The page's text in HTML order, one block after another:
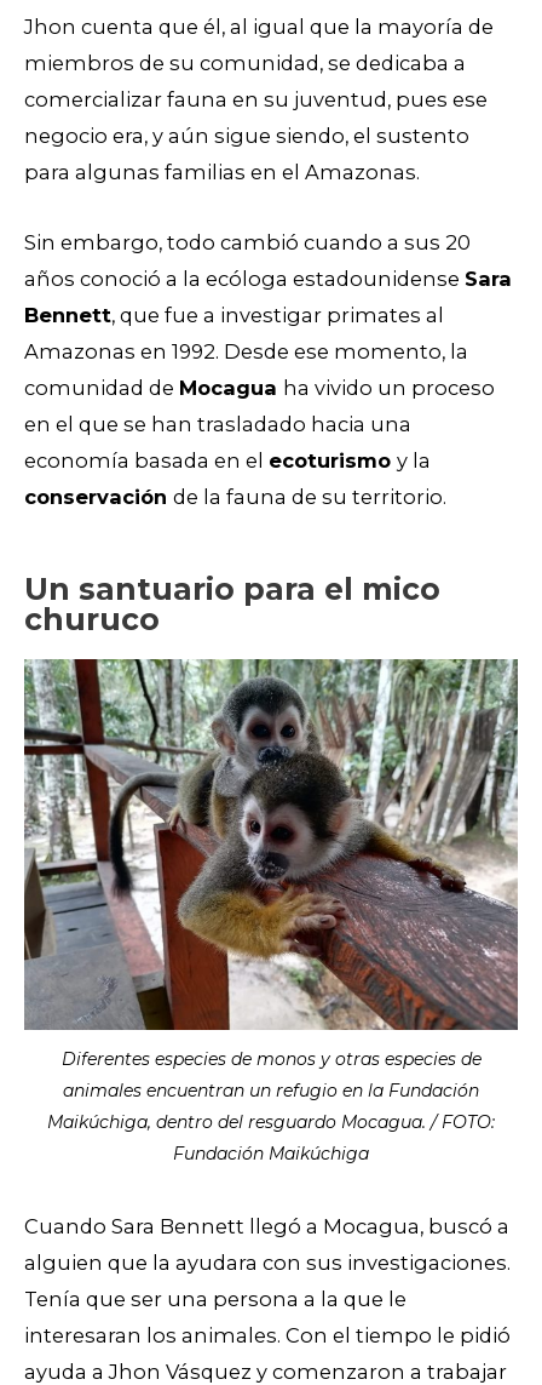
Jhon cuenta que él, al igual que la mayoría de
miembros de su comunidad, se dedicaba a
comercializar fauna en su juventud, pues ese
negocio era, y aún sigue siendo, el sustento
para algunas familias en el Amazonas.
Sin embargo, todo cambió cuando a sus 20
años conoció a la ecóloga estadounidense Sara
Bennett, que fue a investigar primates al
Amazonas en 1992. Desde ese momento, la
comunidad de Mocagua ha vivido un proceso
en el que se han trasladado hacia una
economía basada en el ecoturismo y la
conservación de la fauna de su territorio.
Un santuario para el mico
churuco
Diferentes especies de monos y otras especies de
animales encuentran un refugio en la Fundación
Maikúchiga, dentro del resguardo Mocagua. / FOTO:
Fundación Maikúchiga
Cuando Sara Bennett llegó a Mocagua, buscó a
alguien que la ayudara con sus investigaciones.
Tenía que ser una persona a la que le
interesaran los animales. Con el tiempo le pidió
ayuda a Jhon Vásquez y comenzaron a trabajar